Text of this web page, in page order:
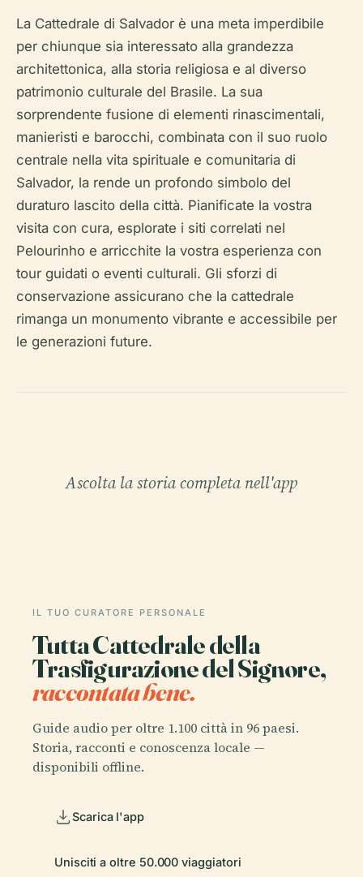
La Cattedrale di Salvador è una meta imperdibile
per chiunque sia interessato alla grandezza
architettonica, alla storia religiosa e al diverso
patrimonio culturale del Brasile. La sua
sorprendente fusione di elementi rinascimentali,
manieristi e barocchi, combinata con il suo ruolo
centrale nella vita spirituale e comunitaria di
Salvador, la rende un profondo simbolo del
duraturo lascito della città. Pianificate la vostra
visita con cura, esplorate i siti correlati nel
Pelourinho e arricchite la vostra esperienza con
tour guidati o eventi culturali. Gli sforzi di
conservazione assicurano che la cattedrale
rimanga un monumento vibrante e accessibile per
le generazioni future.
Ascolta la storia completa nell'app
IL TUO CURATORE PERSONALE
Tutta Cattedrale della
Trasfigurazione del Signore,
raccontata bene.
Guide audio per oltre 1.100 città in 96 paesi.
Storia, racconti e conoscenza locale —
disponibili offline.
Scarica l'app
Unisciti a oltre 50.000 viaggiatori